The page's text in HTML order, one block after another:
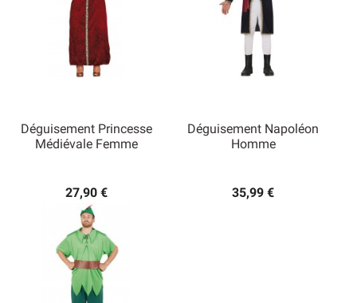
Déguisement Princesse
Médiévale Femme
27,90 €
Déguisement Napoléon
Homme
35,99 €